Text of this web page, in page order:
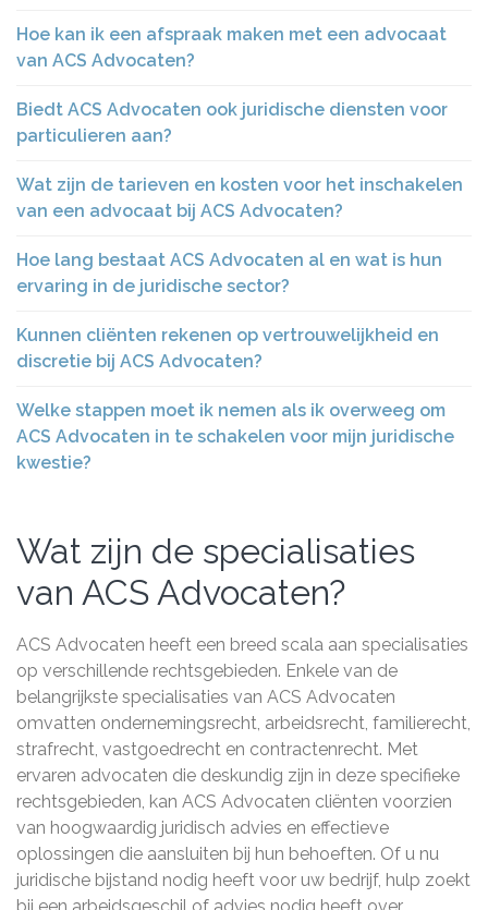
Hoe kan ik een afspraak maken met een advocaat
van ACS Advocaten?
Biedt ACS Advocaten ook juridische diensten voor
particulieren aan?
Wat zijn de tarieven en kosten voor het inschakelen
van een advocaat bij ACS Advocaten?
Hoe lang bestaat ACS Advocaten al en wat is hun
ervaring in de juridische sector?
Kunnen cliënten rekenen op vertrouwelijkheid en
discretie bij ACS Advocaten?
Welke stappen moet ik nemen als ik overweeg om
ACS Advocaten in te schakelen voor mijn juridische
kwestie?
Wat zijn de specialisaties
van ACS Advocaten?
ACS Advocaten heeft een breed scala aan specialisaties
op verschillende rechtsgebieden. Enkele van de
belangrijkste specialisaties van ACS Advocaten
omvatten ondernemingsrecht, arbeidsrecht, familierecht,
strafrecht, vastgoedrecht en contractenrecht. Met
ervaren advocaten die deskundig zijn in deze specifieke
rechtsgebieden, kan ACS Advocaten cliënten voorzien
van hoogwaardig juridisch advies en effectieve
oplossingen die aansluiten bij hun behoeften. Of u nu
juridische bijstand nodig heeft voor uw bedrijf, hulp zoekt